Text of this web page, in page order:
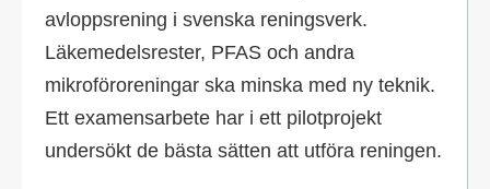
avloppsrening i svenska reningsverk.
Läkemedelsrester, PFAS och andra
mikroföroreningar ska minska med ny teknik.
Ett examensarbete har i ett pilotprojekt
undersökt de bästa sätten att utföra reningen.